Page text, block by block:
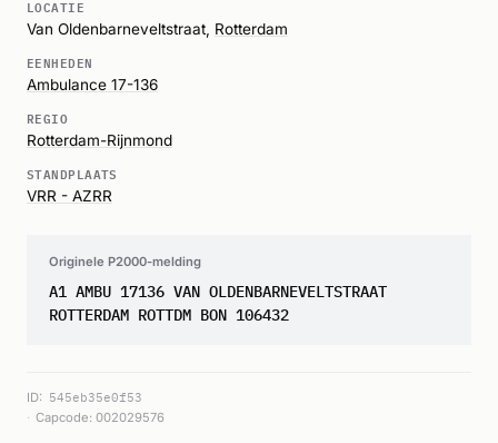
LOCATIE
Van Oldenbarneveltstraat, Rotterdam
EENHEDEN
Ambulance 17-136
REGIO
Rotterdam-Rijnmond
STANDPLAATS
VRR - AZRR
Originele P2000-melding
A1 AMBU 17136 VAN OLDENBARNEVELTSTRAAT
ROTTERDAM ROTTDM BON 106432
ID: 545eb35e0f53
Capcode: 002029576